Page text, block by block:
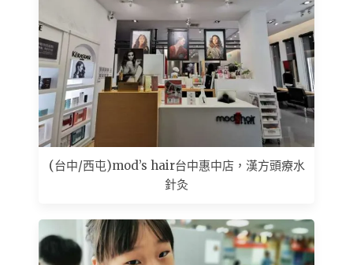
(台中/西屯)mod’s hair台中惠中店，漢方頭療水
針灸